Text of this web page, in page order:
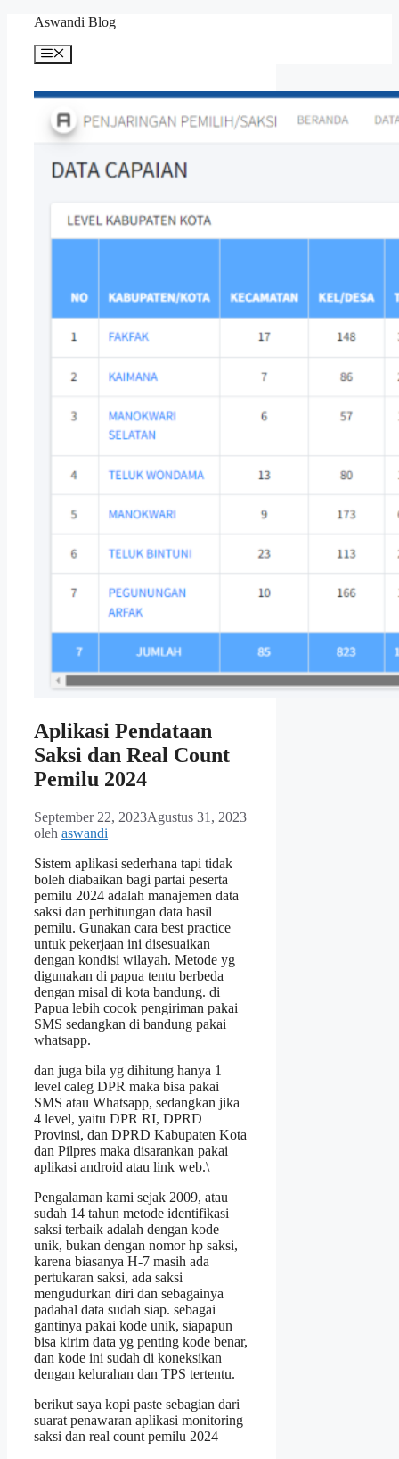
Langsung
Aswandi Blog
Menu
Aplikasi Pendataan
Saksi dan Real Count
Pemilu 2024
September 22, 2023Agustus 31, 2023
oleh aswandi
Sistem aplikasi sederhana tapi tidak
boleh diabaikan bagi partai peserta
pemilu 2024 adalah manajemen data
saksi dan perhitungan data hasil
pemilu. Gunakan cara best practice
untuk pekerjaan ini disesuaikan
dengan kondisi wilayah. Metode yg
digunakan di papua tentu berbeda
dengan misal di kota bandung. di
Papua lebih cocok pengiriman pakai
SMS sedangkan di bandung pakai
whatsapp.
dan juga bila yg dihitung hanya 1
level caleg DPR maka bisa pakai
SMS atau Whatsapp, sedangkan jika
4 level, yaitu DPR RI, DPRD
Provinsi, dan DPRD Kabupaten Kota
dan Pilpres maka disarankan pakai
aplikasi android atau link web.\
Pengalaman kami sejak 2009, atau
sudah 14 tahun metode identifikasi
saksi terbaik adalah dengan kode
unik, bukan dengan nomor hp saksi,
karena biasanya H-7 masih ada
pertukaran saksi, ada saksi
mengudurkan diri dan sebagainya
padahal data sudah siap. sebagai
gantinya pakai kode unik, siapapun
bisa kirim data yg penting kode benar,
dan kode ini sudah di koneksikan
dengan kelurahan dan TPS tertentu.
berikut saya kopi paste sebagian dari
suarat penawaran aplikasi monitoring
saksi dan real count pemilu 2024